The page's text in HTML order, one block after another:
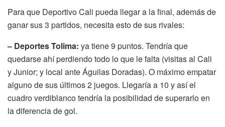
Para que Deportivo Cali pueda llegar a la final, además de
ganar sus 3 partidos, necesita esto de sus rivales:
– Deportes Tolima: ya tiene 9 puntos. Tendría que
quedarse ahí perdiendo todo lo que le falta (visitas al Cali
y Junior; y local ante Águilas Doradas). O máximo empatar
alguno de sus últimos 2 juegos. Llegaría a 10 y así el
cuadro verdiblanco tendría la posibilidad de superarlo en
la diferencia de gol.